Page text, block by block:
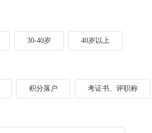
30-40岁 40岁以上
积分落户 考证书、评职称